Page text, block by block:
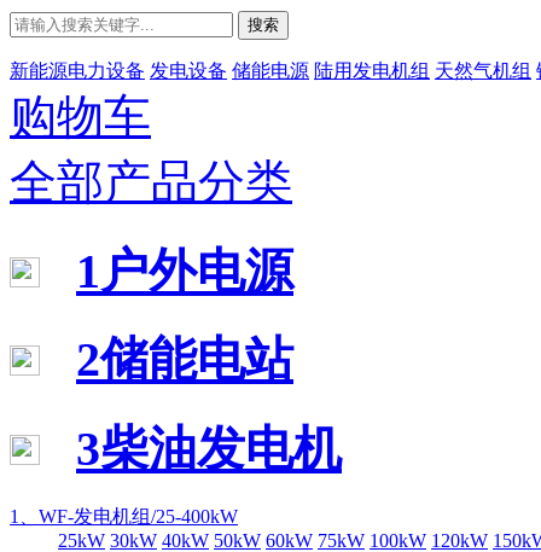
搜索
新能源电力设备 发电设备 储能电源 陆用发电机组 天然气机组
购物车
全部产品分类
1户外电源
2储能电站
3柴油发电机
1、WF-发电机组/25-400kW
25kW 30kW 40kW 50kW 60kW 75kW 100kW 120kW